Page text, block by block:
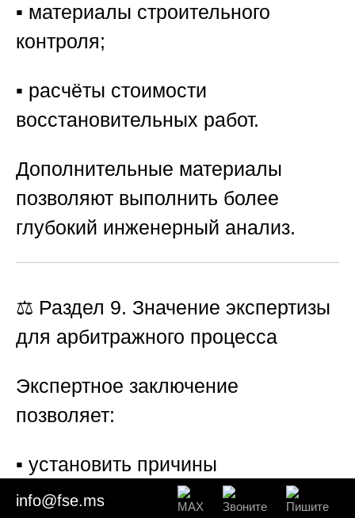
▪️ материалы строительного
контроля;
▪️ расчёты стоимости
восстановительных работ.
Дополнительные материалы
позволяют выполнить более
глубокий инженерный анализ.
⚖️ Раздел 9. Значение экспертизы
для арбитражного процесса
Экспертное заключение
позволяет:
▪️ установить причины
образования трещин;
info@fse.ms